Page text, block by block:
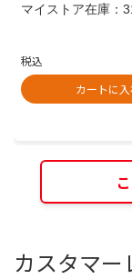
マイストア在庫：
税込
カートに入
カスタマー